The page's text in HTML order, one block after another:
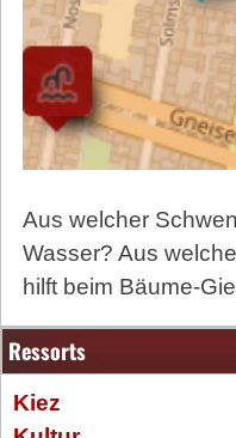
Aus welcher
Wasser? Aus
hilft beim Bäume-
Ressorts
Kiez